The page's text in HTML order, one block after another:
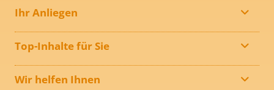
Ihr Anliegen
Top-Inhalte für Sie
Wir helfen Ihnen